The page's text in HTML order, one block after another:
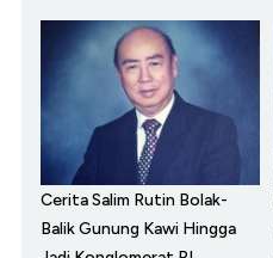
Cerita Salim Rutin Bolak-
Balik Gunung Kawi Hingga